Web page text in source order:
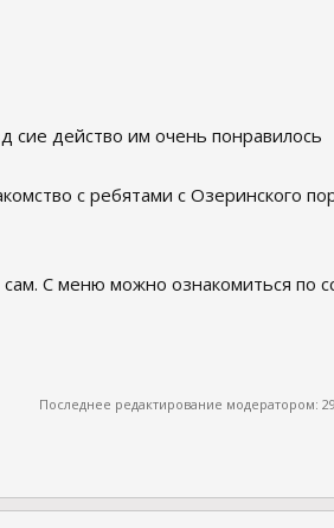
сие действо им очень понравилось
с ребятами с Озеринского
С меню можно ознакомиться по
Последнее редактирование модератором: